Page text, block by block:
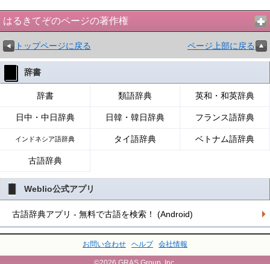
はるきてぞのページの著作権
トップページに戻る ページ上部に戻る
辞書
辞書 類語辞典 英和・和英辞典
日中・中日辞典 日韓・韓日辞典 フランス語辞典
インドネシア語辞典 タイ語辞典 ベトナム語辞典
古語辞典
Weblio公式アプリ
古語辞典アプリ - 無料で古語を検索！ (Android)
お問い合わせ ヘルプ 会社情報